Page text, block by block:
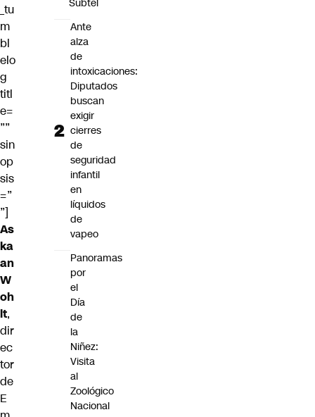
_tu
m
bl
elo
g
titl
e=
””
sin
op
sis
=”
”]
As
ka
an
W
oh
lt,
dir
ec
tor
de
E
Subtel
Ante
alza
de
intoxicaciones:
Diputados
buscan
exigir
cierres
de
seguridad
infantil
en
líquidos
de
vapeo
Panoramas
por
el
Día
de
la
Niñez:
Visita
al
Zoológico
Nacional